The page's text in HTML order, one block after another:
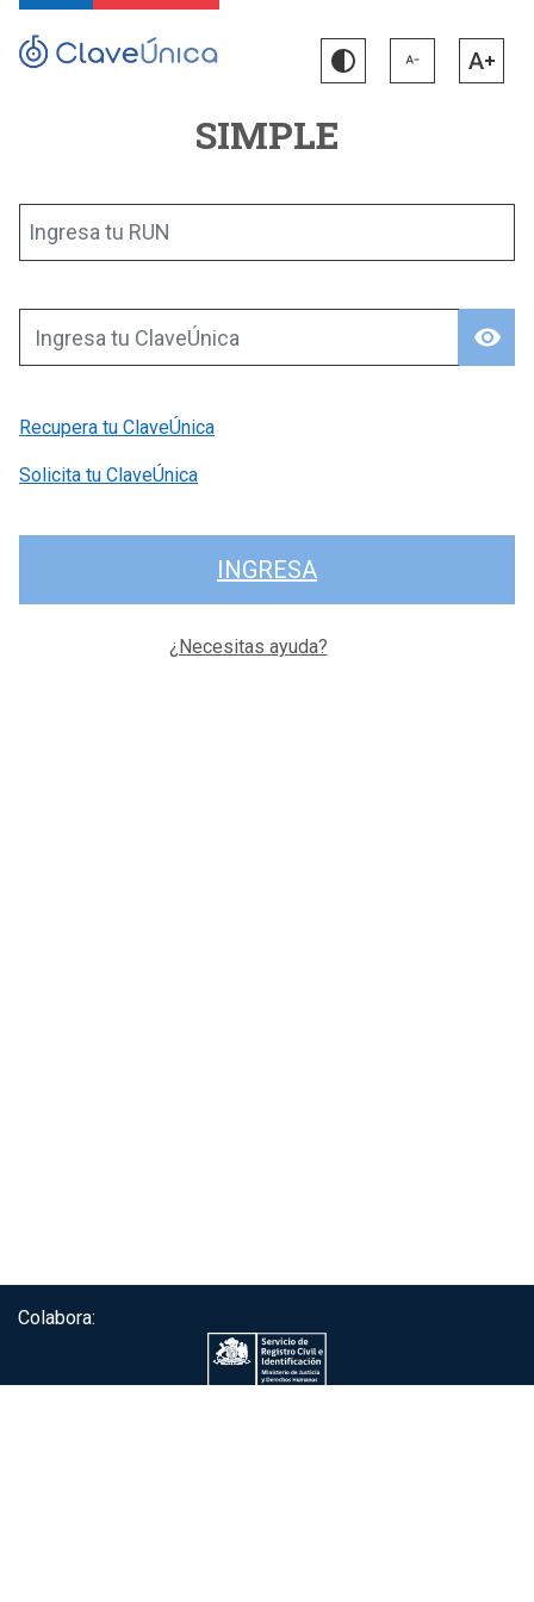
SIMPLE
Ingresa tu RUN
visibility
Ingresa tu ClaveÚnica
Recupera tu ClaveÚnica
Solicita tu ClaveÚnica
INGRESA
¿Necesitas ayuda?
Colabora: